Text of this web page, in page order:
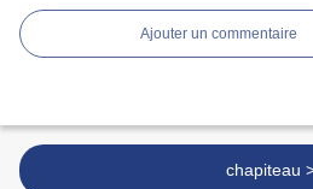
Ajouter un commentaire